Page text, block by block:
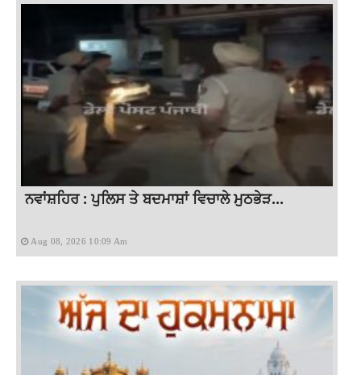
ਨਵਾਂਸ਼ਹਿਰ : ਪੁਲਿਸ ਤੇ ਬਦਮਾਸ਼ਾਂ ਵਿਚਾਲੇ ਮੁਠਭੇੜ...
Aug 08, 2026 10:09 Am